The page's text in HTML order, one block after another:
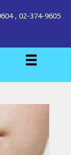
, 02-374-9605